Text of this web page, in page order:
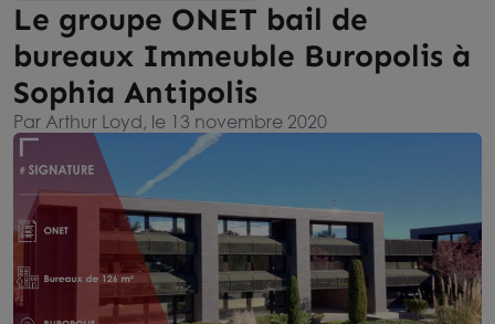
Le groupe ONET bail de
bureaux Immeuble Buropolis à
Sophia Antipolis
Par Arthur Loyd, le 13 novembre 2020